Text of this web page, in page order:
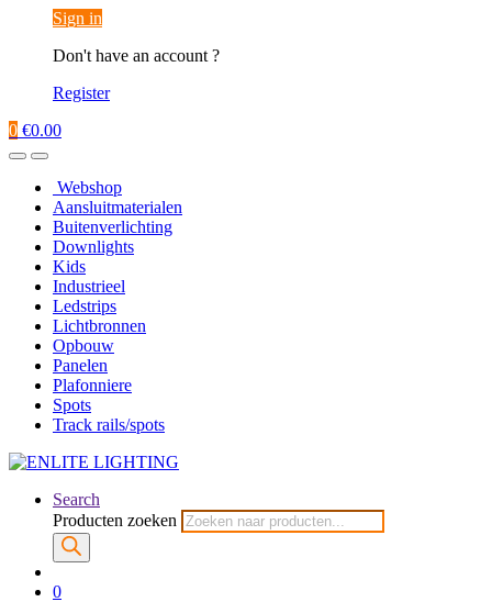
Sign in
Don't have an account ?
Register
0 €0.00
Webshop
Aansluitmaterialen
Buitenverlichting
Downlights
Kids
Industrieel
Ledstrips
Lichtbronnen
Opbouw
Panelen
Plafonniere
Spots
Track rails/spots
Search
Producten zoeken
0